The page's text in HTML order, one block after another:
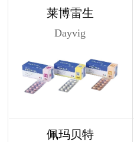
莱博雷生
Dayvig
佩玛贝特